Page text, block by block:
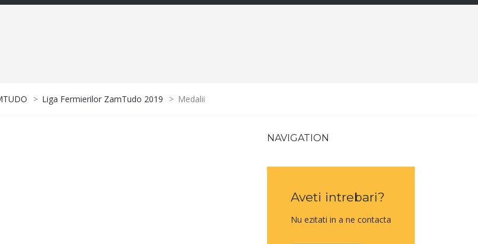
> Liga Fermierilor ZamTudo 2019 > Medalii
NAVIGATION
Aveti intrebari?
Nu ezitati in a ne contacta